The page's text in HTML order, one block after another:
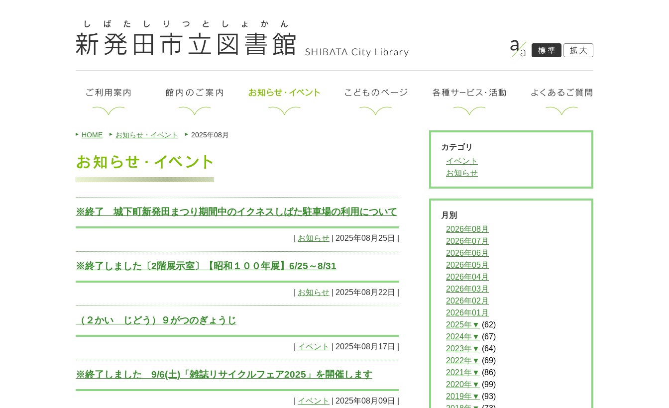
HOME お知らせ・イベント 2025年08月
※終了 城下町新発田まつり期間中のイクネスしばた駐車場の利用について
お知らせ | 2025年08月25日 |
※終了しました〔2階展示室〕【昭和１００年展】6/25～8/31
お知らせ | 2025年08月22日 |
（２かい じどう）９がつのぎょうじ
イベント | 2025年08月17日 |
※終了しました 9/6(土)「雑誌リサイクルフェア2025」を開催します
イベント | 2025年08月09日 |
カテゴリ
イベント
お知らせ
月別
2026年08月
2026年07月
2026年06月
2026年05月
2026年04月
2026年03月
2026年02月
2026年01月
2025年▼ (62)
2024年▼ (67)
2023年▼ (64)
2022年▼ (69)
2021年▼ (86)
2020年▼ (99)
2019年▼ (93)